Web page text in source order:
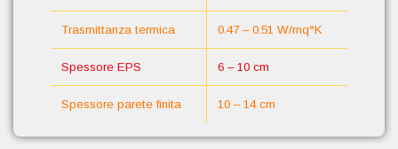
Trasmittanza termica 0.47 – 0.51 W/mq°K
Spessore EPS 6 – 10 cm
Spessore parete finita 10 – 14 cm